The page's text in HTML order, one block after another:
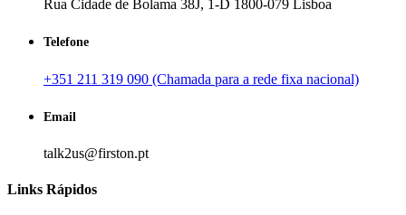
Rua Cidade de Bolama 38J, 1-D 1800-079 Lisboa
Telefone
+351 211 319 090 (Chamada para a rede fixa nacional)
Email
talk2us@firston.pt
Links Rápidos